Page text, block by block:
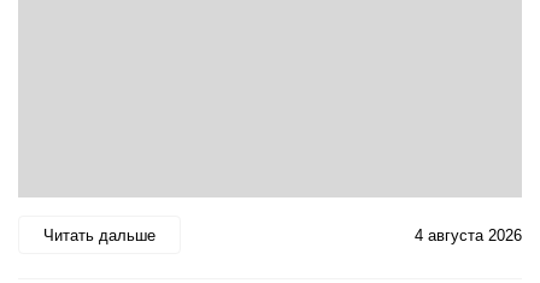
Читать дальше 4 августа 2026